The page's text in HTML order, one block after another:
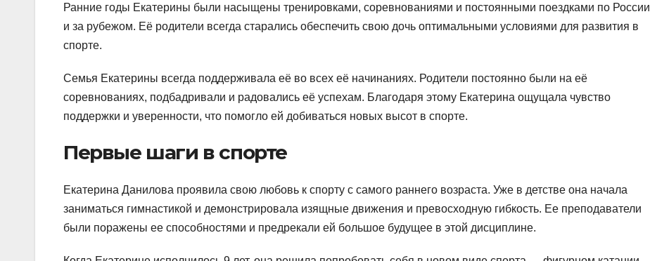
Ранние годы Екатерины были насыщены тренировками, соревнованиями и постоянными поездками по России
и за рубежом. Её родители всегда старались обеспечить свою дочь оптимальными условиями для развития в
спорте.
Семья Екатерины всегда поддерживала её во всех её начинаниях. Родители постоянно были на её
соревнованиях, подбадривали и радовались её успехам. Благодаря этому Екатерина ощущала чувство
поддержки и уверенности, что помогло ей добиваться новых высот в спорте.
Первые шаги в спорте
Екатерина Данилова проявила свою любовь к спорту с самого раннего возраста. Уже в детстве она начала
заниматься гимнастикой и демонстрировала изящные движения и превосходную гибкость. Ее преподаватели
были поражены ее способностями и предрекали ей большое будущее в этой дисциплине.